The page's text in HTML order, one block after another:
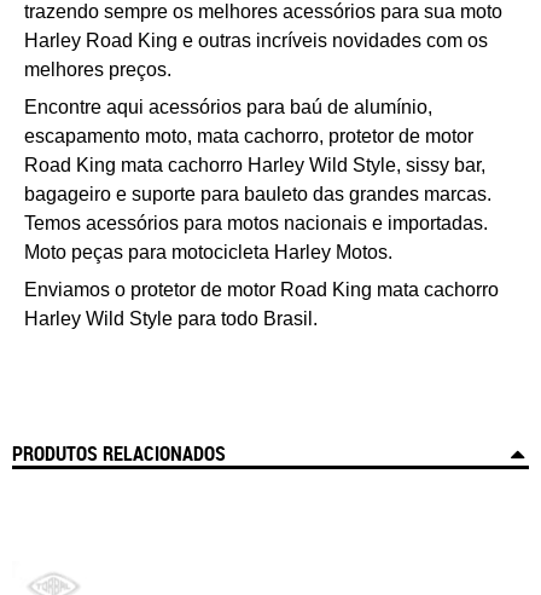
trazendo sempre os melhores acessórios para sua moto
Harley Road King e outras incríveis novidades com os
melhores preços.
Encontre aqui acessórios para baú de alumínio,
escapamento moto, mata cachorro, protetor de motor
Road King mata cachorro Harley Wild Style, sissy bar,
bagageiro e suporte para bauleto das grandes marcas.
Temos acessórios para motos nacionais e importadas.
Moto peças para motocicleta Harley Motos.
Enviamos o protetor de motor Road King mata cachorro
Harley Wild Style para todo Brasil.
PRODUTOS RELACIONADOS